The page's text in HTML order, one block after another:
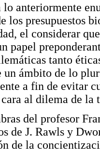
anteriormente
los presupuestos
el considerar
papel
tanto
un ámbito de lo
a fin de evitar
al dilema de la
del profesor
de J. Rawls y
de la